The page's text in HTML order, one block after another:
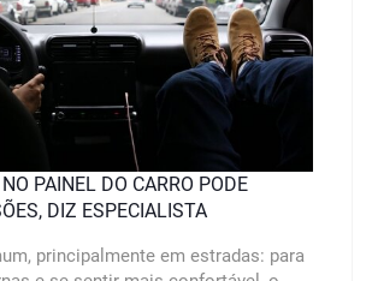
PAINEL DO CARRO PODE
DIZ ESPECIALISTA
principalmente em estradas: para